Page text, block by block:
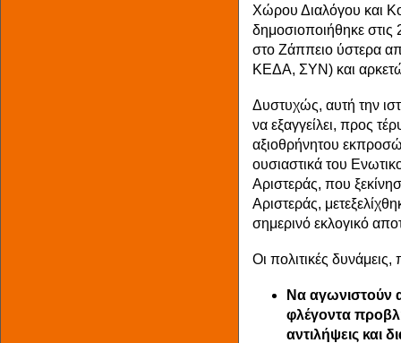
Χώρου Διαλόγου και
δημοσιοποιήθηκε
στο Ζάππειο ύστερα
ΚΕΔΑ, ΣΥΝ) και
Δυστυχώς, αυτή την
να εξαγγείλει, προς
αξιοθρήνητου
ουσιαστικά του
Αριστεράς, που
Αριστεράς,
σημερινό εκλογικό
Οι πολιτικές
Να αγωνιστούν
φλέγοντα
αντιλήψεις και